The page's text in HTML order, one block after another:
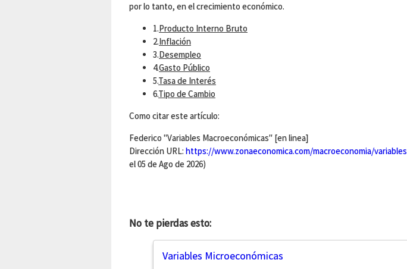
por lo tanto, en el crecimiento económico.
1.Producto Interno Bruto
2.Inflación
3.Desempleo
4.Gasto Público
5.Tasa de Interés
6.Tipo de Cambio
Como citar este artículo:
Federico "Variables Macroeconómicas" [en linea]
Dirección URL: https://www.zonaeconomica.com/macroeconomia/variables
el 05 de Ago de 2026)
No te pierdas esto:
Variables Microeconómicas